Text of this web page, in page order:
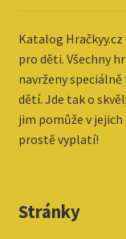
Katalog
pro děti. Všechny
navrženy
dětí. Jde tak o
jim pomůže v jejich
prostě vyplatí!
Stránky